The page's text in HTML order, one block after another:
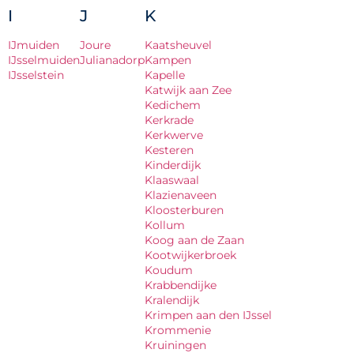
I
IJmuiden
IJsselmuiden
IJsselstein
J
Joure
Julianadorp
K
Kaatsheuvel
Kampen
Kapelle
Katwijk aan Zee
Kedichem
Kerkrade
Kerkwerve
Kesteren
Kinderdijk
Klaaswaal
Klazienaveen
Kloosterburen
Kollum
Koog aan de Zaan
Kootwijkerbroek
Koudum
Krabbendijke
Kralendijk
Krimpen aan den IJssel
Krommenie
Kruiningen